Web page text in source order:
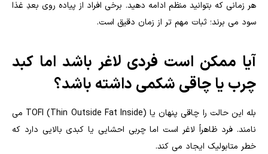
هر زمانی که بتوانید منظم ادامه دهید. برخی افراد از پیاده روی بعدِ غذا
سود می برند؛ ثبات مهم تر از زمان دقیق است.
آیا ممکن است فردی لاغر باشد اما کبد
چرب یا چاقی شکمی داشته باشد؟
بله این حالت را چاقی پنهان یا TOFI (Thin Outside Fat Inside) می
نامند. فرد ظاهراً لاغر است اما چربی احشایی یا کبدی بالایی دارد که
خطر متابولیک ایجاد می کند.